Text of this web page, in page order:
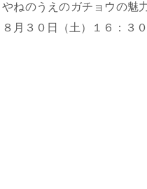
やねのうえのガチョウの魅
８月３０日（土）１６：３